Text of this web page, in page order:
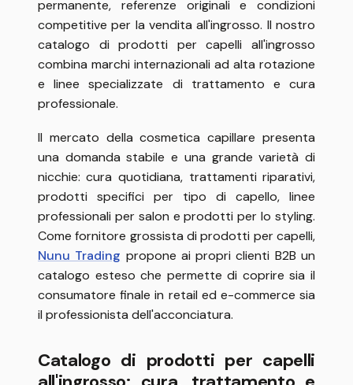
permanente, referenze originali e condizioni
competitive per la vendita all'ingrosso. Il nostro
catalogo di prodotti per capelli all'ingrosso
combina marchi internazionali ad alta rotazione
e linee specializzate di trattamento e cura
professionale.
Il mercato della cosmetica capillare presenta
una domanda stabile e una grande varietà di
nicchie: cura quotidiana, trattamenti riparativi,
prodotti specifici per tipo di capello, linee
professionali per salon e prodotti per lo styling.
Come fornitore grossista di prodotti per capelli,
Nunu Trading propone ai propri clienti B2B un
catalogo esteso che permette di coprire sia il
consumatore finale in retail ed e-commerce sia
il professionista dell'acconciatura.
Catalogo di prodotti per capelli